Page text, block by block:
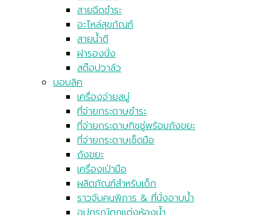
สายฉีดขำระ
อะไหล่สุขภัณฑ์
สายน้ำดี
ฝารองนั่ง
สต๊อปวาล์ว
บอบลิค
เครื่องจ่ายสบู่
ที่จ่ายกระดาษชำระ
ที่จ่ายกระดาษทิชชู่พร้อมถังขยะ
ที่จ่ายกระดาษเช็ดมือ
ถังขยะ
เครื่องเป่ามือ
ผลิตภัณฑ์สำหรับเด็ก
ราวจับคนพิการ & ที่นั่งอาบน้ำ